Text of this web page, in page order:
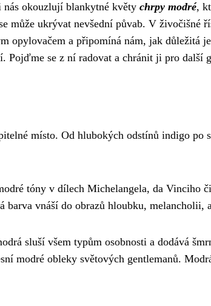
okouzlují blankytné květy chrpy modré,
může ukrývat nevšední půvab. V živočišné
opylovačem a připomíná nám, jak důležitá
Pojďme se z ní radovat a chránit ji pro další
místo. Od hlubokých odstínů indigo po
tóny v dílech Michelangela, da Vinciho
vnáší do obrazů hloubku, melancholii,
sluší všem typům osobnosti a dodává
modré obleky světových gentlemanů.